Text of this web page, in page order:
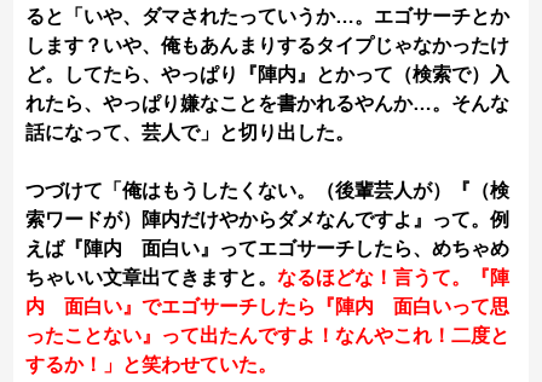
ると「いや、ダマされたっていうか…。エゴサーチとか
します？いや、俺もあんまりするタイプじゃなかったけ
ど。してたら、やっぱり『陣内』とかって（検索で）入
れたら、やっぱり嫌なことを書かれるやんか…。そんな
話になって、芸人で」と切り出した。
つづけて「俺はもうしたくない。（後輩芸人が）『（検
索ワードが）陣内だけやからダメなんですよ』って。例
えば『陣内 面白い』ってエゴサーチしたら、めちゃめ
ちゃいい文章出てきますと。なるほどな！言うて。『陣
内 面白い』でエゴサーチしたら『陣内 面白いって思
ったことない』って出たんですよ！なんやこれ！二度と
するか！」と笑わせていた。